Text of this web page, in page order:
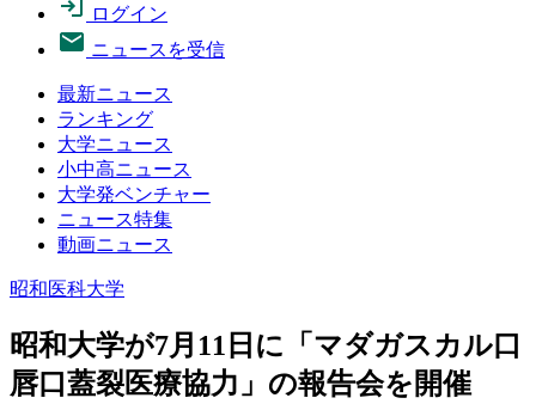
ログイン
ニュースを受信
最新ニュース
ランキング
大学ニュース
小中高ニュース
大学発ベンチャー
ニュース特集
動画ニュース
昭和医科大学
昭和大学が7月11日に「マダガスカル口
唇口蓋裂医療協力」の報告会を開催